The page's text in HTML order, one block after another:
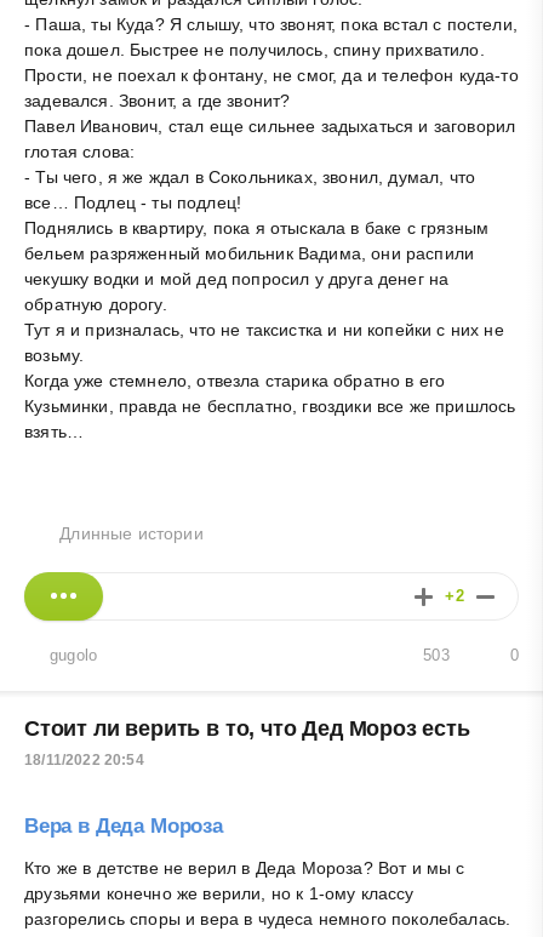
- Паша, ты Куда? Я слышу, что звонят, пока встал с постели,
пока дошел. Быстрее не получилось, спину прихватило.
Прости, не поехал к фонтану, не смог, да и телефон куда-то
задевался. Звонит, а где звонит?
Павел Иванович, стал еще сильнее задыхаться и заговорил
глотая слова:
- Ты чего, я же ждал в Сокольниках, звонил, думал, что
все… Подлец - ты подлец!
Поднялись в квартиру, пока я отыскала в баке с грязным
бельем разряженный мобильник Вадима, они распили
чекушку водки и мой дед попросил у друга денег на
обратную дорогу.
Тут я и призналась, что не таксистка и ни копейки с них не
возьму.
Когда уже стемнело, отвезла старика обратно в его
Кузьминки, правда не бесплатно, гвоздики все же пришлось
взять…
Длинные истории
+2
gugolo 0
503
Стоит ли верить в то, что Дед Мороз есть
18/11/2022 20:54
Вера в Деда Мороза
Кто же в детстве не верил в Деда Мороза? Вот и мы с
друзьями конечно же верили, но к 1-ому классу
разгорелись споры и вера в чудеса немного поколебалась.